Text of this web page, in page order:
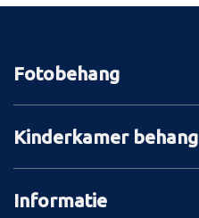
Fotobehang
Kinderkamer behang
Informatie